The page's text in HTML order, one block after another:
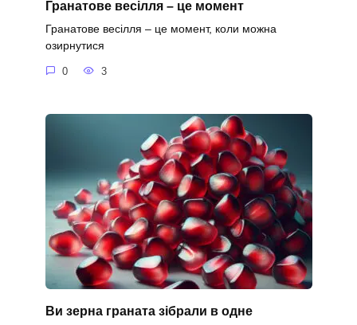
Гранатове весілля – це момент
Гранатове весілля – це момент, коли можна
озирнутися
0 3
Ви зерна граната зібрали в одне